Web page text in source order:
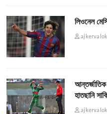
লিওনেল
আন্তর্জাতিক
হাতছানি